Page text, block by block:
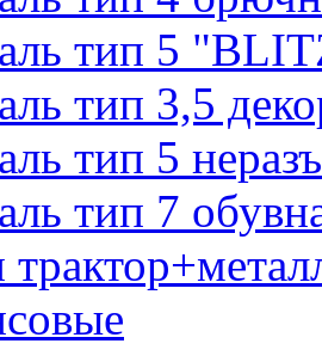
тип 5
тип 3,5
тип 5
тип 7